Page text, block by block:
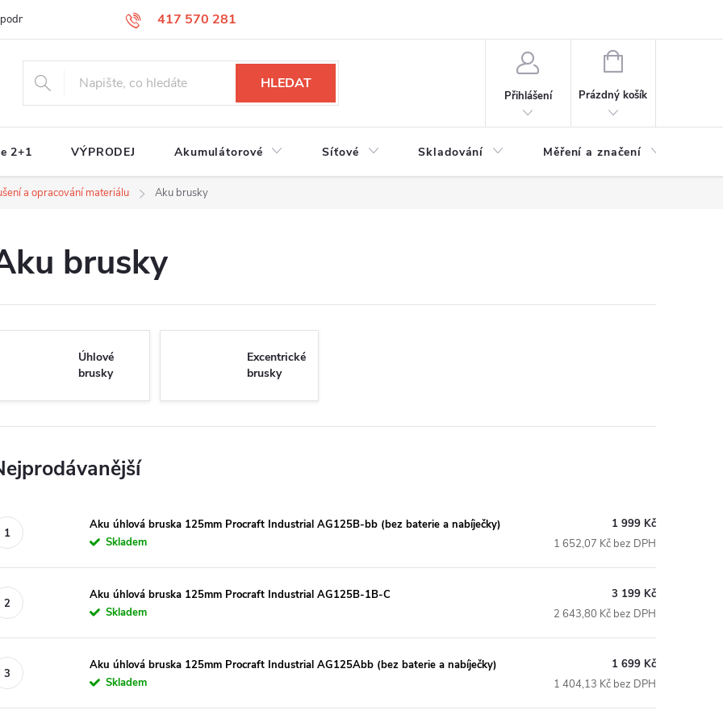
417 570 281
Podmínky ochrany osobních údajů
HLEDAT
Přihlášení
NÁKUPNÍ
Prázdný košík
2+1 VÝPRODEJ Akumulátorové Síťové Skladování Měření a značení
a opracování materiálu Aku brusky
brusky
Úhlové
brusky
Excentrické
brusky
Aku úhlová bruska 125mm Procraft Industrial AG125B-bb (bez baterie a nabíječky)
Skladem
1 999 Kč
1 652,07 Kč bez DPH
Aku úhlová bruska 125mm Procraft Industrial AG125B-1B-C
Skladem
3 199 Kč
2 643,80 Kč bez DPH
Aku úhlová bruska 125mm Procraft Industrial AG125Abb (bez baterie a nabíječky)
Skladem
1 699 Kč
1 404,13 Kč bez DPH